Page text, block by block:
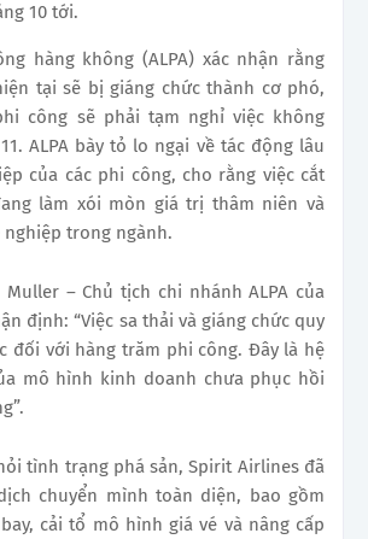
10 tới.
hàng không (ALPA) xác nhận rằng
tại sẽ bị giáng chức thành cơ phó,
công sẽ phải tạm nghỉ việc không
ALPA bày tỏ lo ngại về tác động lâu
của các phi công, cho rằng việc cắt
làm xói mòn giá trị thâm niên và
trong ngành.
Muller – Chủ tịch chi nhánh ALPA của
định: “Việc sa thải và giáng chức quy
đối với hàng trăm phi công. Đây là hệ
mô hình kinh doanh chưa phục hồi
tình trạng phá sản, Spirit Airlines đã
chuyển mình toàn diện, bao gồm
cải tổ mô hình giá vé và nâng cấp